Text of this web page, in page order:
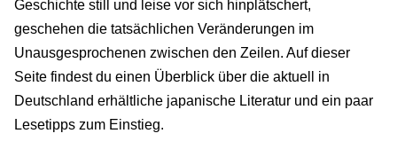
Geschichte still und leise vor sich hinplätschert,
geschehen die tatsächlichen Veränderungen im
Unausgesprochenen zwischen den Zeilen. Auf dieser
Seite findest du einen Überblick über die aktuell in
Deutschland erhältliche japanische Literatur und ein paar
Lesetipps zum Einstieg.